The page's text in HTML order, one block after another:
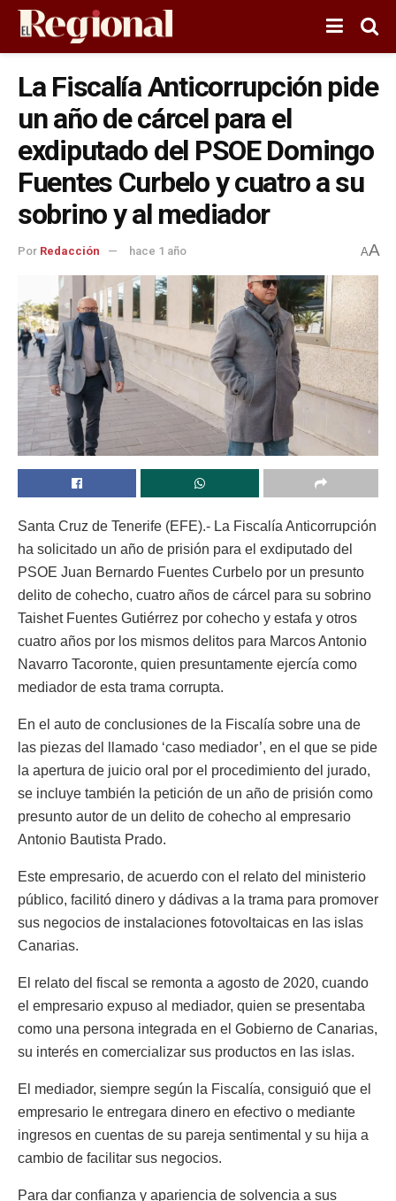
La Fiscalía Anticorrupción pide
un año de cárcel para el
exdiputado del PSOE Domingo
Fuentes Curbelo y cuatro a su
sobrino y al mediador
Por Redacción hace 1 año AA
Santa Cruz de Tenerife (EFE).- La Fiscalía Anticorrupción
ha solicitado un año de prisión para el exdiputado del
PSOE Juan Bernardo Fuentes Curbelo por un presunto
delito de cohecho, cuatro años de cárcel para su sobrino
Taishet Fuentes Gutiérrez por cohecho y estafa y otros
cuatro años por los mismos delitos para Marcos Antonio
Navarro Tacoronte, quien presuntamente ejercía como
mediador de esta trama corrupta.
En el auto de conclusiones de la Fiscalía sobre una de
las piezas del llamado ‘caso mediador’, en el que se pide
la apertura de juicio oral por el procedimiento del jurado,
se incluye también la petición de un año de prisión como
presunto autor de un delito de cohecho al empresario
Antonio Bautista Prado.
Este empresario, de acuerdo con el relato del ministerio
público, facilitó dinero y dádivas a la trama para promover
sus negocios de instalaciones fotovoltaicas en las islas
Canarias.
El relato del fiscal se remonta a agosto de 2020, cuando
el empresario expuso al mediador, quien se presentaba
como una persona integrada en el Gobierno de Canarias,
su interés en comercializar sus productos en las islas.
El mediador, siempre según la Fiscalía, consiguió que el
empresario le entregara dinero en efectivo o mediante
ingresos en cuentas de su pareja sentimental y su hija a
cambio de facilitar sus negocios.
Para dar confianza y apariencia de solvencia a sus